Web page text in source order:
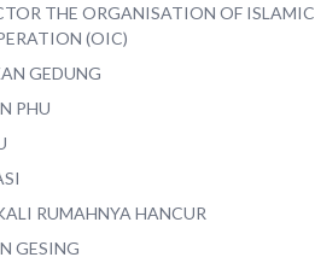
THE ORGANISATION OF ISLAMIC
(OIC)
GEDUNG
PHU
RUMAHNYA HANCUR
GESING